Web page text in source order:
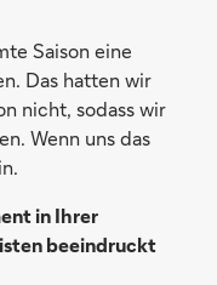
Saison eine
Das hatten wir
nicht, sodass wir
Wenn uns das
in Ihrer
beeindruckt